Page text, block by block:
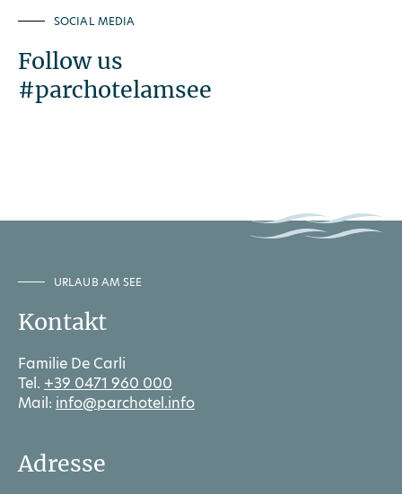
SOCIAL MEDIA
Follow us
#parchotelamsee
URLAUB AM SEE
Kontakt
Familie De Carli
Tel. +39 0471 960 000
Mail: info@parchotel.info
Adresse